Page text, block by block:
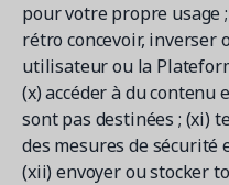
pour votre propre usage
rétro concevoir, inverser
utilisateur ou la
(x) accéder à du contenu
sont pas destinées ; (xi)
des mesures de sécurité
(xii) envoyer ou stocker